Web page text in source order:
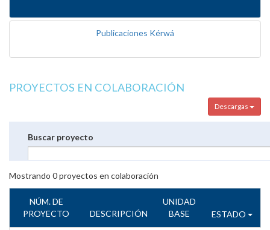
Publicaciones Kérwá
PROYECTOS EN COLABORACIÓN
Descargas
Buscar proyecto
Mostrando 0proyectos en colaboración
NÚM. DE
PROYECTO
DESCRIPCIÓN
UNIDAD
BASE
ESTADO